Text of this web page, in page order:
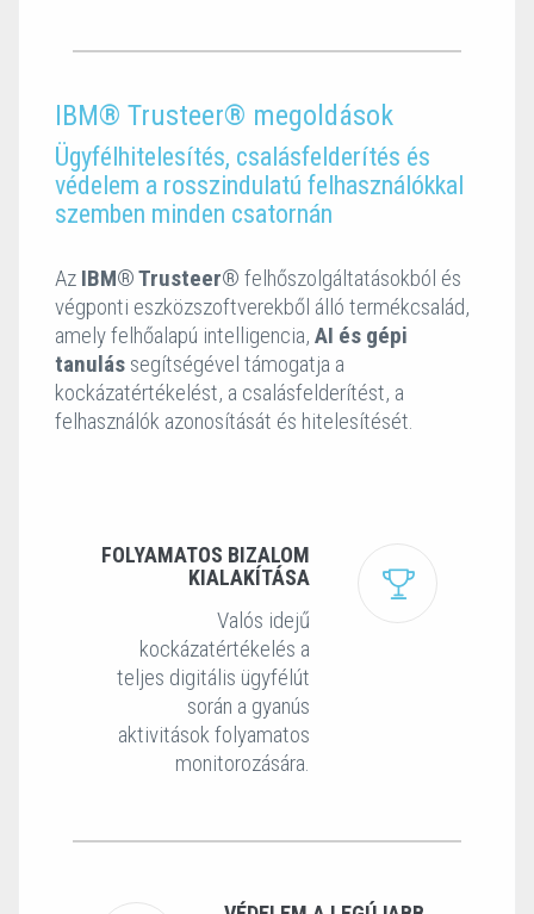
IBM® Trusteer® megoldások
Ügyfélhitelesítés, csalásfelderítés és
védelem a rosszindulatú felhasználókkal
szemben minden csatornán
Az IBM® Trusteer® felhőszolgáltatásokból és
végponti eszközszoftverekből álló termékcsalád,
amely felhőalapú intelligencia, AI és gépi
tanulás segítségével támogatja a
kockázatértékelést, a csalásfelderítést, a
felhasználók azonosítását és hitelesítését.
FOLYAMATOS BIZALOM
KIALAKÍTÁSA
Valós idejű
kockázatértékelés a
teljes digitális ügyfélút
során a gyanús
aktivitások folyamatos
monitorozására.